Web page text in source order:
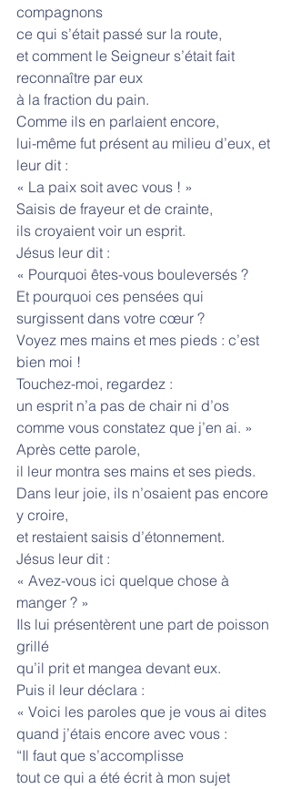
compagnons
ce qui s’était passé sur la route,
et comment le Seigneur s’était fait
reconnaître par eux
à la fraction du pain.
Comme ils en parlaient encore,
lui-même fut présent au milieu d’eux, et
leur dit :
« La paix soit avec vous ! »
Saisis de frayeur et de crainte,
ils croyaient voir un esprit.
Jésus leur dit :
« Pourquoi êtes-vous bouleversés ?
Et pourquoi ces pensées qui
surgissent dans votre cœur ?
Voyez mes mains et mes pieds : c’est
bien moi !
Touchez-moi, regardez :
un esprit n’a pas de chair ni d’os
comme vous constatez que j’en ai. »
Après cette parole,
il leur montra ses mains et ses pieds.
Dans leur joie, ils n’osaient pas encore
y croire,
et restaient saisis d’étonnement.
Jésus leur dit :
« Avez-vous ici quelque chose à
manger ? »
Ils lui présentèrent une part de poisson
grillé
qu’il prit et mangea devant eux.
Puis il leur déclara :
« Voici les paroles que je vous ai dites
quand j’étais encore avec vous :
“Il faut que s’accomplisse
tout ce qui a été écrit à mon sujet